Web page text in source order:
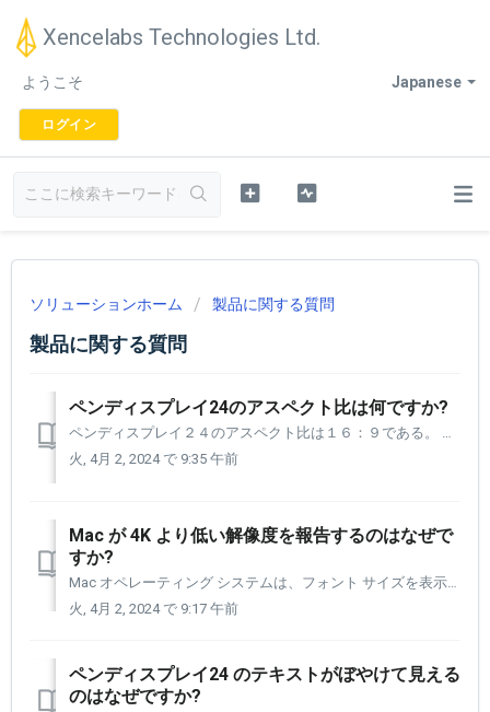
Xencelabs Technologies Ltd.
Japanese
ようこそ
ログイン
ソリューションホーム 製品に関する質問
製品に関する質問
ペンディスプレイ24のアスペクト比は何ですか?
ペンディスプレイ２４のアスペクト比は１６：９である。 これは最も一般的な標準の画面比率です。 これは幅 16 ユニット、高さ 9 ユニットを表し、ウルトラ HD の国際標準です。
火, 4月 2, 2024 で 9:35 午前
Mac が 4K より低い解像度を報告するのはなぜで
すか?
Mac オペレーティング システムは、フォント サイズを表示するのに最適な解像度とみなされる解像度を使用してフォント サイズを管理します。 これは多くの場合、フォント サイズを大きくするために、同等の低い解像度を使用することを意味します。 Mac オペレーティング システムでは、たとえば、ディスプレイが...
火, 4月 2, 2024 で 9:17 午前
ペンディスプレイ24 のテキストがぼやけて見える
のはなぜですか?